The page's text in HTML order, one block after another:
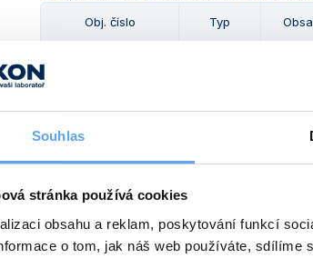
Souhlas
stránka používá cookies
obsahu a reklam, poskytování funkcí
o tom, jak náš web používáte,
Obj. číslo Typ
632 438 105 520
Alternativy produktu a další